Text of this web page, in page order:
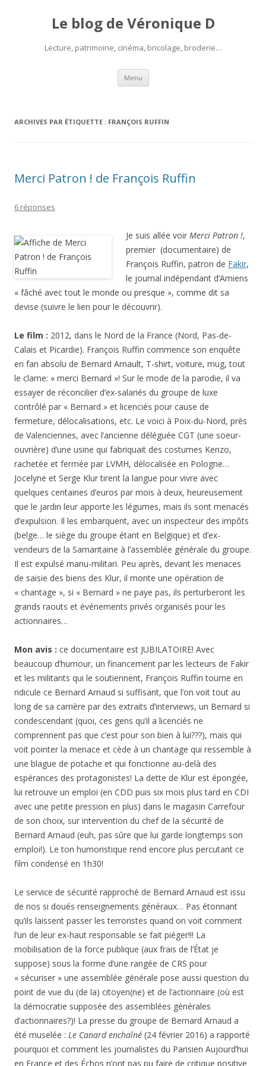
Le blog de Véronique D
Lecture, patrimoine, cinéma, bricolage, broderie…
Menu Aller
contenu
ARCHIVES PAR ÉTIQUETTE : FRANÇOIS RUFFIN
Merci Patron ! de François Ruffin
6 réponses
Je suis allée voir Merci Patron !,
premier (documentaire) de
François Ruffin, patron de Fakir,
le journal indépendant d’Amiens
« fâché avec tout le monde ou presque », comme dit sa
devise (suivre le lien pour le découvrir).
Le film : 2012, dans le Nord de la France (Nord, Pas-de-
Calais et Picardie). François Ruffin commence son enquête
en fan absolu de Bernard Arnault, T-shirt, voiture, mug, tout
le clame: « merci Bernard »! Sur le mode de la parodie, il va
essayer de réconcilier d’ex-salariés du groupe de luxe
contrôlé par « Bernard » et licenciés pour cause de
fermeture, délocalisations, etc. Le voici à Poix-du-Nord, près
de Valenciennes, avec l’ancienne déléguée CGT (une soeur-
ouvrière) d’une usine qui fabriquait des costumes Kenzo,
rachetée et fermée par LVMH, délocalisée en Pologne…
Jocelyne et Serge Klur tirent la langue pour vivre avec
quelques centaines d’euros par mois à deux, heureusement
que le jardin leur apporte les légumes, mais ils sont menacés
d’expulsion. Il les embarquent, avec un inspecteur des impôts
(belge… le siège du groupe étant en Belgique) et d’ex-
vendeurs de la Samaritaine à l’assemblée générale du groupe.
Il est expulsé manu-militari. Peu après, devant les menaces
de saisie des biens des Klur, il monte une opération de
« chantage », si « Bernard » ne paye pas, ils perturberont les
grands raouts et événements privés organisés pour les
actionnaires…
Mon avis : ce documentaire est JUBILATOIRE! Avec
beaucoup d’humour, un financement par les lecteurs de Fakir
et les militants qui le soutiennent, François Ruffin tourne en
ridicule ce Bernard Arnaud si suffisant, que l’on voit tout au
long de sa carrière par des extraits d’interviews, un Bernard si
condescendant (quoi, ces gens qu’il a licenciés ne
comprennent pas que c’est pour son bien à lui???), mais qui
voit pointer la menace et cède à un chantage qui ressemble à
une blague de potache et qui fonctionne au-delà des
espérances des protagonistes! La dette de Klur est épongée,
lui retrouve un emploi (en CDD puis six mois plus tard en CDI
avec une petite pression en plus) dans le magasin Carrefour
de son choix, sur intervention du chef de la sécurité de
Bernard Arnaud (euh, pas sûre que lui garde longtemps son
emploi!). Le ton humoristique rend encore plus percutant ce
film condensé en 1h30!
Le service de sécurité rapproché de Bernard Arnaud est issu
de nos si doués renseignements généraux… Pas étonnant
qu’ils laissent passer les terroristes quand on voit comment
l’un de leur ex-haut responsable se fait piéger!!! La
mobilisation de la force publique (aux frais de l’État je
suppose) sous la forme d’une rangée de CRS pour
« sécuriser » une assemblée générale pose aussi question du
point de vue du (de la) citoyen(ne) et de l’actionnaire (où est
la démocratie supposée des assemblées générales
d’actionnaires?)! La presse du groupe de Bernard Arnaud a
été muselée : Le Canard enchaîné (24 février 2016) a rapporté
pourquoi et comment les journalistes du Parisien Aujourd’hui
en France et des Échos n’ont pas pu faire de critique positive